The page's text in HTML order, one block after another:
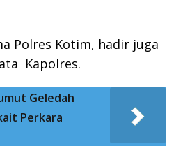
Polres Kotim, hadir juga
Kapolres.
Geledah
Perkara